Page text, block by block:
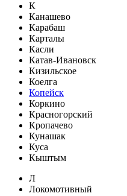
К
Канашево
Карабаш
Карталы
Касли
Катав-Ивановск
Кизильское
Коелга
Копейск
Коркино
Красногорский
Кропачево
Кунашак
Куса
Кыштым
Л
Локомотивный